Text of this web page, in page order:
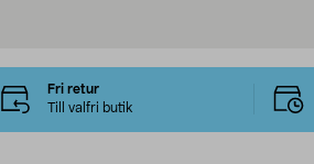
Fri retur
Till valfri butik